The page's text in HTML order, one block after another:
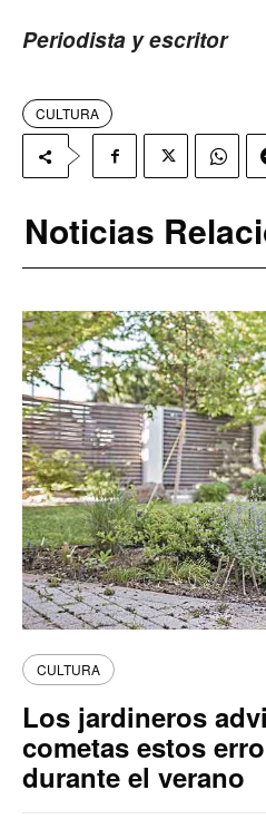
Periodista y escritor
CULTURA
Noticias
CULTURA
Los jardineros
cometas estos
durante el verano